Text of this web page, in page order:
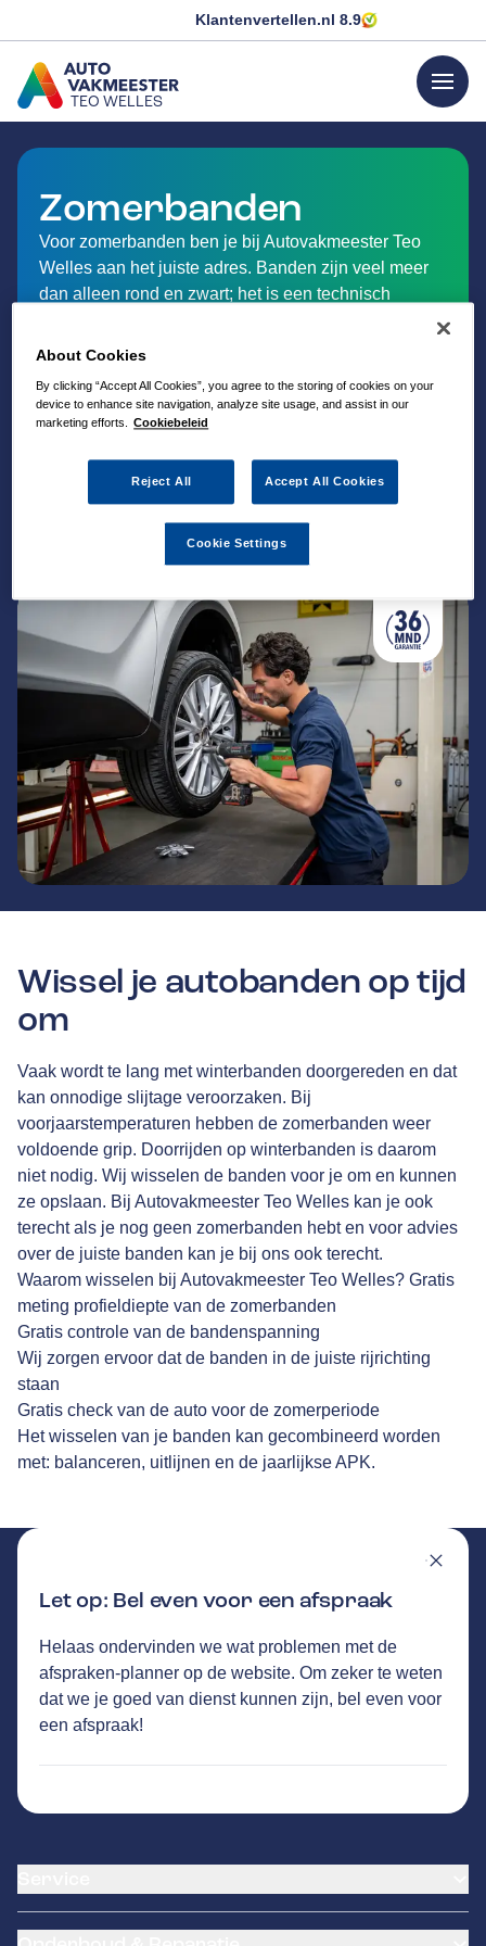
Klantenvertellen.nl 8.9
TEO WELLES
GA NAAR DE HOMEPAGINA
menu
Zomerbanden
Voor zomerbanden ben je bij Autovakmeester Teo
Welles aan het juiste adres. Banden zijn veel meer
dan alleen rond en zwart; het is een technisch
ervaring om je van het juiste advies te voorzien,
meer over het wisselen van autobanden bij
Autovakmeester Teo Welles in Akkrum.
Wissel je autobanden op tijd
om
Vaak wordt te lang met winterbanden doorgereden en dat
kan onnodige slijtage veroorzaken. Bij
voorjaarstemperaturen hebben de zomerbanden weer
voldoende grip. Doorrijden op winterbanden is daarom
niet nodig. Wij wisselen de banden voor je om en kunnen
ze opslaan. Bij Autovakmeester Teo Welles kan je ook
terecht als je nog geen zomerbanden hebt en voor advies
over de juiste banden kan je bij ons ook terecht.
Waarom wisselen bij Autovakmeester Teo Welles? Gratis
meting profieldiepte van de zomerbanden
Gratis controle van de bandenspanning
Wij zorgen ervoor dat de banden in de juiste rijrichting
staan
Gratis check van de auto voor de zomerperiode
Het wisselen van je banden kan gecombineerd worden
met: balanceren, uitlijnen en de jaarlijkse APK.
Let op: Bel even voor een afspraak
Helaas ondervinden we wat problemen met de
afspraken-planner op de website. Om zeker te weten
dat we je goed van dienst kunnen zijn, bel even voor
een afspraak!
TEO WELLES
GA NAAR DE HOMEPAGINA
Route
De Loads 1, 8491PH
774klanten waarderen Autovakmeester Teo
About Cookies
By clicking “Accept All Cookies”, you agree to the storing of cookies on your
device to enhance site navigation, analyze site usage, and assist in our
marketing efforts.
Cookiebeleid
Reject All Accept All Cookies
Cookie Settings